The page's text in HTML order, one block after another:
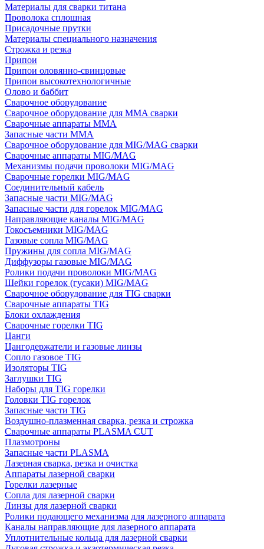
Материалы для сварки титана
Проволока сплошная
Присадочные прутки
Материалы специального назначения
Строжка и резка
Припои
Припои оловянно-свинцовые
Припои высокотехнологичные
Олово и баббит
Сварочное оборудование
Сварочное оборудование для MMA сварки
Сварочные аппараты MMA
Запасные части MMA
Сварочное оборудование для MIG/MAG сварки
Сварочные аппараты MIG/MAG
Механизмы подачи проволоки MIG/MAG
Сварочные горелки MIG/MAG
Соединительный кабель
Запасные части MIG/MAG
Запасные части для горелок MIG/MAG
Направляющие каналы MIG/MAG
Токосъемники MIG/MAG
Газовые сопла MIG/MAG
Пружины для сопла MIG/MAG
Диффузоры газовые MIG/MAG
Ролики подачи проволоки MIG/MAG
Шейки горелок (гусаки) MIG/MAG
Сварочное оборудование для TIG сварки
Сварочные аппараты TIG
Блоки охлаждения
Сварочные горелки TIG
Цанги
Цангодержатели и газовые линзы
Сопло газовое TIG
Изоляторы TIG
Заглушки TIG
Наборы для TIG горелки
Головки TIG горелок
Запасные части TIG
Воздушно-плазменная сварка, резка и строжка
Сварочные аппараты PLASMA CUT
Плазмотроны
Запасные части PLASMA
Лазерная сварка, резка и очистка
Аппараты лазерной сварки
Горелки лазерные
Сопла для лазерной сварки
Линзы для лазерной сварки
Ролики подающего механизма для лазерного аппарата
Каналы направляющие для лазерного аппарата
Уплотнительные кольца для лазерной сварки